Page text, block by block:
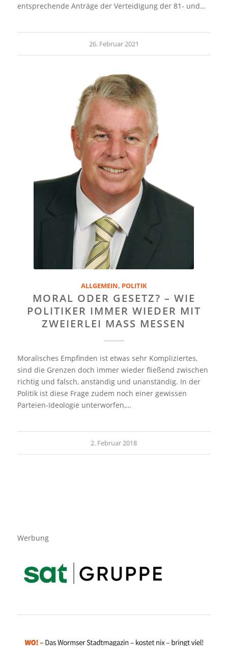
entsprechende Anträge der Verteidigung der 81- und…
26. Februar 2021
ALLGEMEIN, POLITIK
MORAL ODER GESETZ? – WIE
POLITIKER IMMER WIEDER MIT
ZWEIERLEI MASS MESSEN
Moralisches Empfinden ist etwas sehr Kompliziertes,
sind die Grenzen doch immer wieder fließend zwischen
richtig und falsch, anständig und unanständig. In der
Politik ist diese Frage zudem noch einer gewissen
Parteien-Ideologie unterworfen,…
2. Februar 2018
Werbung